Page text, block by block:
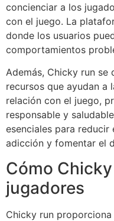
concienciar a los
con el juego. La
donde los usuarios
comportamientos
Además, Chicky run se
recursos que ayudan a
relación con el juego,
responsable y
esenciales para
adicción y fomentar el
Cómo
jugadores
Chicky run